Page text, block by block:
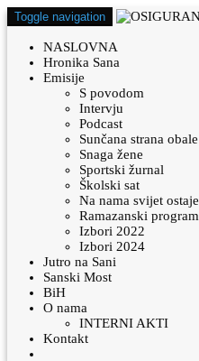
Toggle navigation
NASLOVNA
Hronika Sana
Emisije
S povodom
Intervju
Podcast
Sunčana strana obale
Snaga žene
Sportski žurnal
Školski sat
Na nama svijet ostaje
Ramazanski program
Izbori 2022
Izbori 2024
Jutro na Sani
Sanski Most
BiH
O nama
INTERNI AKTI
Kontakt